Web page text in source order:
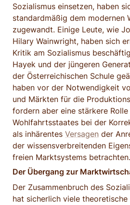
Sozialismus einsetzen, haben
standardmäßig dem modernen
zugewandt. Einige Leute, wie
Hilary Wainwright, haben sich
Kritik am Sozialismus
Hayek und der jüngeren
der Österreichischen Schule
haben vor der Notwendigkeit
und Märkten für die
fordern aber eine stärkere Rolle
Wohlfahrtsstaates bei der
als inhärentes Versagen der
der wissensverbreitenden
freien Marktsystems betrachten.
Der Übergang zur
Der Zusammenbruch des
hat sicherlich viele